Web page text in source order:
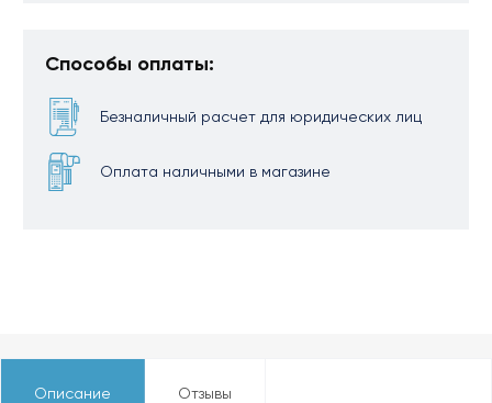
Способы оплаты:
Безналичный расчет для юридических лиц
Оплата наличными в магазине
Описание Отзывы